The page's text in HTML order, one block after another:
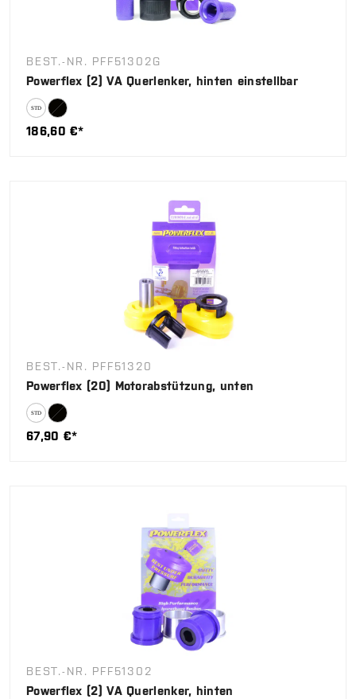
BEST.-NR. PFF51302G
Powerflex (2) VA Querlenker, hinten einstellbar
186,60 €*
BEST.-NR. PFF51320
Powerflex (20) Motorabstützung, unten
67,90 €*
BEST.-NR. PFF51302
Powerflex (2) VA Querlenker, hinten